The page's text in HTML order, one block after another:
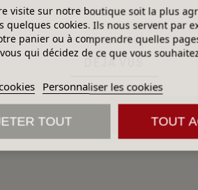
DÉJÀ VUS
visite sur notre boutique soit la plus
quelques cookies. Ils nous servent par
panier ou à comprendre quelles
qui décidez de ce que vous
Personnaliser les cookies
TOUT TOUT